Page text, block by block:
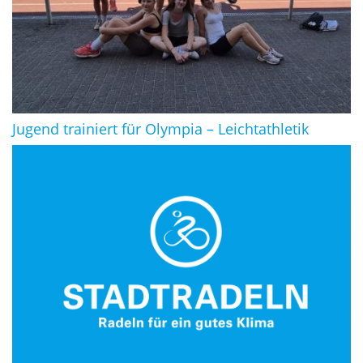
Jugend trainiert für Olympia – Leichtathletik